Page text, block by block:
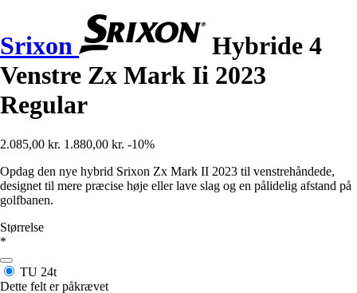
Srixon
Hybride 4
Venstre Zx Mark Ii 2023
Regular
2.085,00 kr. 1.880,00 kr. -10%
Opdag den nye hybrid Srixon Zx Mark II 2023 til venstrehåndede,
designet til mere præcise høje eller lave slag og en pålidelig afstand på
golfbanen.
Størrelse
*
TU 24t
Dette felt er påkrævet